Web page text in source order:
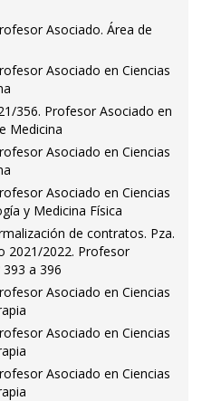
Asociado. Área de
Asociado en Ciencias
356. Profesor Asociado en
Medicina
Asociado en Ciencias
Asociado en Ciencias
y Medicina Física
de contratos. Pza.
2021/2022. Profesor
a 396
Asociado en Ciencias
Asociado en Ciencias
Asociado en Ciencias